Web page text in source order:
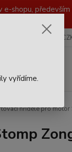
e-shopu,
hřídele pro motor
vyřídíme.